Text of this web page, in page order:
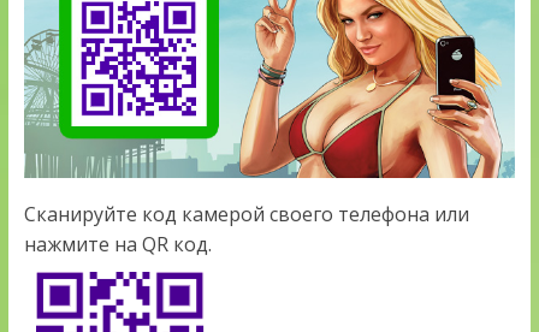
Сканируйте код камерой своего телефона или
нажмите на QR код.